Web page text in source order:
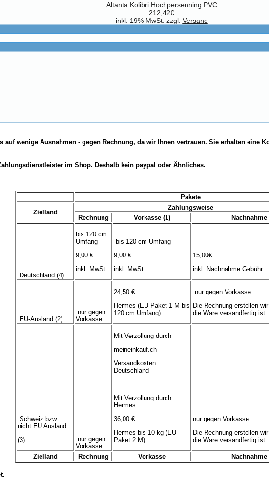
Altanta Kolibri Hochpersenning PVC
212,42€
inkl. 19% MwSt. zzgl. Versand
wenige Ausnahmen - gegen Rechnung, da wir Ihnen vertrauen. Sie erhalten eine
im Shop. Deshalb kein paypal oder Ähnliches.
Pakete
Zielland
Zahlungsweise
Rechnung
Vorkasse (1) Nachnahme
Zielland Rechnung Vorkasse Nachnahme
Deutschland (4)
bis 120 cm
Umfang
9,00 €
inkl. MwSt
bis 120 cm Umfang
9,00 €
inkl. MwSt
15,00€
inkl. Nachnahme Gebühr
EU-Ausland (2)
nur gegen
Vorkasse
24,50 €
Hermes (EU Paket 1 M bis
120 cm Umfang)
nur gegen Vorkasse
Die Rechnung erstellen
die Ware versandfertig ist.
Schweiz bzw.
nicht EU Ausland
(3)
nur gegen
Vorkasse
Mit Verzollung durch
meineinkauf.ch
Versandkosten
Deutschland
Mit Verzollung durch
Hermes
36,00 €
Hermes bis 10 kg (EU
Paket 2 M)
nur gegen Vorkasse.
Die Rechnung erstellen
die Ware versandfertig ist.